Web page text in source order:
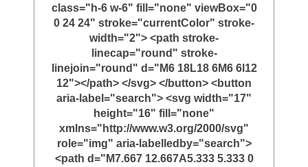
class="h-6 w-6" fill="none" viewBox="0
0 24 24" stroke="currentColor" stroke-
width="2"> <path stroke-
linecap="round" stroke-
linejoin="round" d="M6 18L18 6M6 6l12
12"></path> </svg> </button> <button
aria-label="search"> <svg width="17"
height="16" fill="none"
xmlns="http://www.w3.org/2000/svg"
role="img" aria-labelledby="search">
<path d="M7.667 12.667A5.333 5.333 0